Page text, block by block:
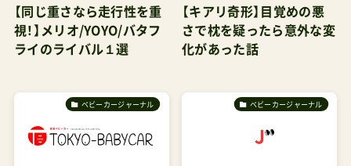
【同じ重さなら走行性を重
視！】メリオ/YOYO/バタフ
ライのライバル１選
【キアリ奇形】目覚めの悪
さで枕を疑ったら意外な変
化があった話
ベビーカージャーナル ベビーカージャーナル